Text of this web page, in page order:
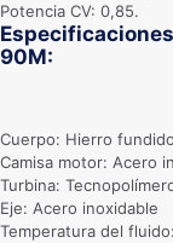
Potencia CV: 0,85.
Especificaciones
90M:
Cuerpo: Hierro fundido
Camisa motor: Acero
Turbina:
Eje: Acero inoxidable
Temperatura del